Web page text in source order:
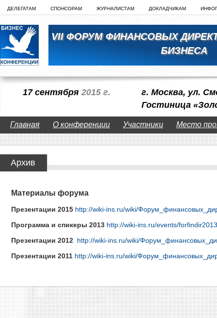
ДЕЛЕГАТАМ СПОНСОРАМ ЖУРНАЛИСТАМ ДОКЛАДЧИКАМ
VII ФОРУМ ФИНАНСОВЫХ
БИЗНЕСА
17 сентября 2015 г.
г. Москва, ул.
Гостиница
Главная О конференции Участники Место
Архив
Материалы форума
Презентации 2015 http://wiki-ins.ru/wiki/
Программа и спикеры 2013 http://wiki-ins.ru/events/forfindir2013
Презентации 2012 http://wiki-ins.ru/wiki/
Презентации 2011 http://wiki-ins.ru/wiki/